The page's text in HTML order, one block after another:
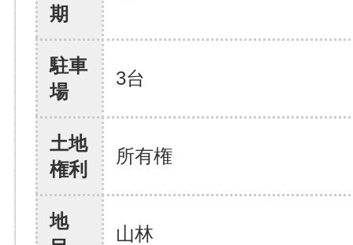
期
駐車
場
3台
土地
権利
所有権
地
山林